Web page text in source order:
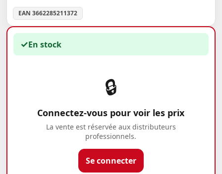
EAN 3662285211372
✓En stock
🔒
Connectez-vous pour voir les prix
La vente est réservée aux distributeurs
professionnels.
Se connecter